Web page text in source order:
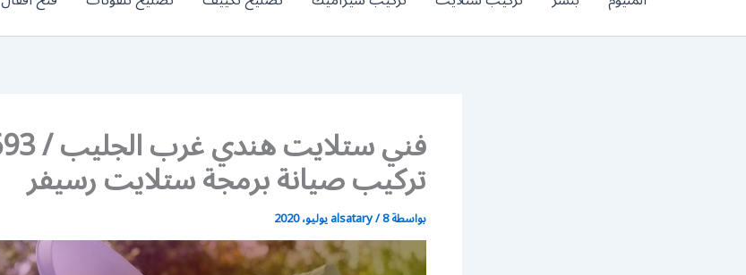
تركيب صيانة برمجة ستلايت رسيفر
بواسطة alsatary/8 يوليو، 2020